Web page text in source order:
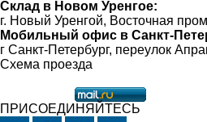
Склад в Новом Уренгое:
г. Новый Уренгой, Восточная
Мобильный офис в Санкт-
г Санкт-Петербург, переулок
Схема проезда
ПРИСОЕДИНЯЙТЕСЬ